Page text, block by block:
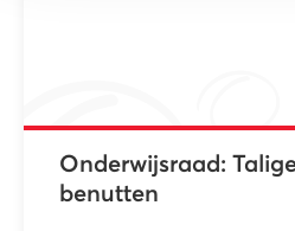
Onderwijsraad:
benutten